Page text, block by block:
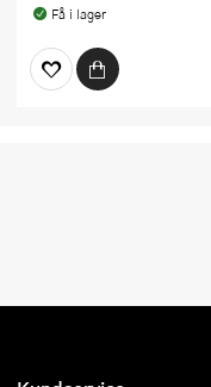
Få i lager